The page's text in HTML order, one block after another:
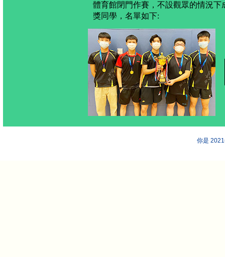
體育館閉門作賽，不設觀眾的情況
獎同學，名單如下:
你是